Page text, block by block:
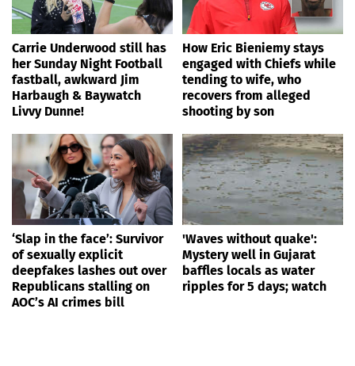
Carrie Underwood still has
her Sunday Night Football
fastball, awkward Jim
Harbaugh & Baywatch
Livvy Dunne!
How Eric Bieniemy stays
engaged with Chiefs while
tending to wife, who
recovers from alleged
shooting by son
‘Slap in the face’: Survivor
of sexually explicit
deepfakes lashes out over
Republicans stalling on
AOC’s AI crimes bill
'Waves without quake':
Mystery well in Gujarat
baffles locals as water
ripples for 5 days; watch